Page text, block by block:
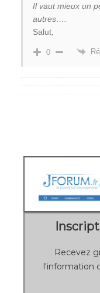
Il vaut mieux un
autres….
Salut,
0
Recevez
l'information